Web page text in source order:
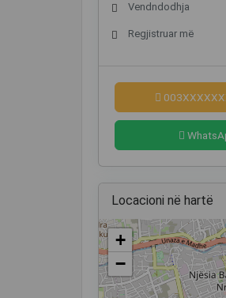
Vendndodhja
Regjistruar më
Locacioni në hartë
+
−